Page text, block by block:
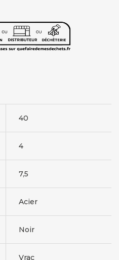
40
4
7,5
Acier
Noir
Vrac